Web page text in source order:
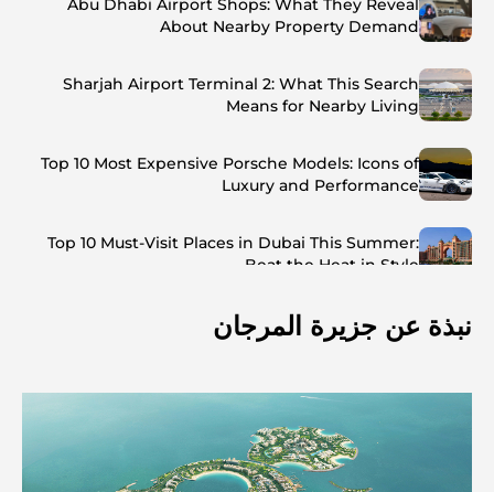
Abu Dhabi Airport Shops: What They Reveal
About Nearby Property Demand
Sharjah Airport Terminal 2: What This Search
Means for Nearby Living
Top 10 Most Expensive Porsche Models: Icons of
Luxury and Performance
Top 10 Must-Visit Places in Dubai This Summer:
Beat the Heat in Style
Top 7 Busiest Airports in the World: Hub of Global
Travel
Abu Dhabi vs Dubai: A Practical Comparison for
Investors and Residents
Best Schools in Downtown Dubai: A Guide for
نبذة عن جزيرة المرجان